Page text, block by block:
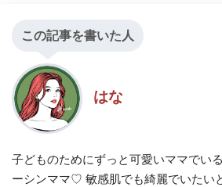
この記事を書いた人
はな
子どものためにずっと可愛いママでい
ーシンママ♡ 敏感肌でも綺麗でいたい